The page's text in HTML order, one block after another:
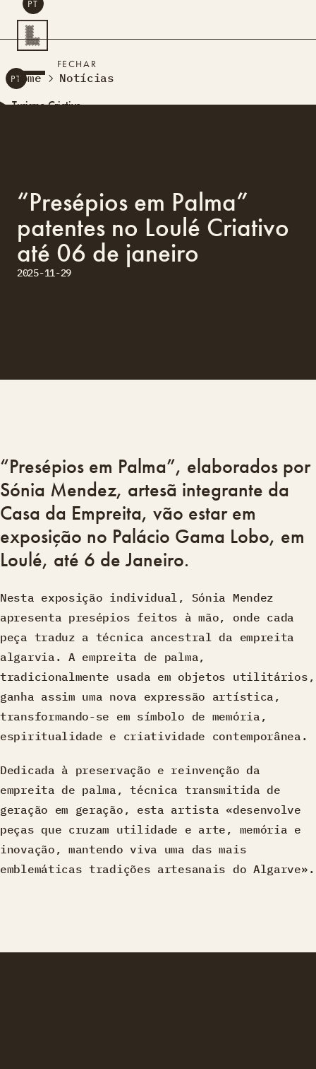
PESQUISAR
PT
Turismo Criativo
ProjetosA AcontecerMontra
Sobre Nós
Contactos
PT
FECHAR
Home Notícias
“Presépios em Palma”
patentes no Loulé Criativo
até 06 de janeiro
2025-11-29
“Presépios em Palma”, elaborados por
Sónia Mendez, artesã integrante da
Casa da Empreita, vão estar em
exposição no Palácio Gama Lobo, em
Loulé, até 6 de Janeiro.
Nesta exposição individual, Sónia Mendez
apresenta presépios feitos à mão, onde cada
peça traduz a técnica ancestral da empreita
algarvia. A empreita de palma,
tradicionalmente usada em objetos utilitários,
ganha assim uma nova expressão artística,
transformando-se em símbolo de memória,
espiritualidade e criatividade contemporânea.
Dedicada à preservação e reinvenção da
empreita de palma, técnica transmitida de
geração em geração, esta artista «desenvolve
peças que cruzam utilidade e arte, memória e
inovação, mantendo viva uma das mais
emblemáticas tradições artesanais do Algarve».